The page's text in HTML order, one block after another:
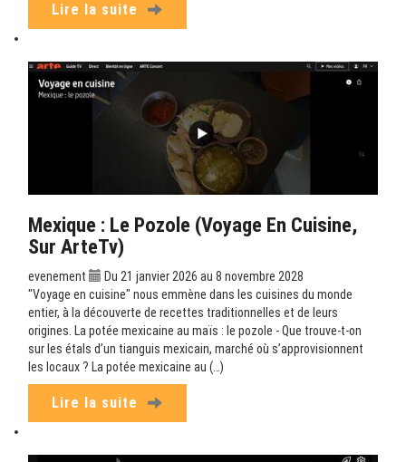
Lire la suite
Mexique : Le Pozole (Voyage En Cuisine,
Sur ArteTv)
evenement
Du 21 janvier 2026 au 8 novembre 2028
"Voyage en cuisine" nous emmène dans les cuisines du monde
entier, à la découverte de recettes traditionnelles et de leurs
origines. La potée mexicaine au maïs : le pozole - Que trouve-t-on
sur les étals d’un tianguis mexicain, marché où s’approvisionnent
les locaux ? La potée mexicaine au (…)
Lire la suite